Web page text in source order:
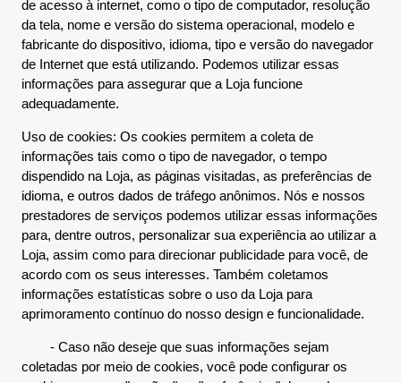
de acesso à internet, como o tipo de computador, resolução
da tela, nome e versão do sistema operacional, modelo e
fabricante do dispositivo, idioma, tipo e versão do navegador
de Internet que está utilizando. Podemos utilizar essas
informações para assegurar que a Loja funcione
adequadamente.
Uso de cookies: Os cookies permitem a coleta de
informações tais como o tipo de navegador, o tempo
dispendido na Loja, as páginas visitadas, as preferências de
idioma, e outros dados de tráfego anônimos. Nós e nossos
prestadores de serviços podemos utilizar essas informações
para, dentre outros, personalizar sua experiência ao utilizar a
Loja, assim como para direcionar publicidade para você, de
acordo com os seus interesses. Também coletamos
informações estatísticas sobre o uso da Loja para
aprimoramento contínuo do nosso design e funcionalidade.
- Caso não deseje que suas informações sejam
coletadas por meio de cookies, você pode configurar os